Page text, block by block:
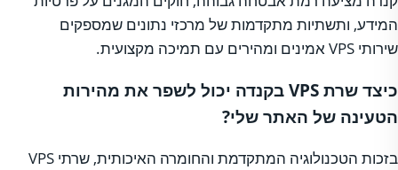
המידע, ותשתיות מתקדמות של מרכזי נתונים שמספקים
שירותי VPS אמינים ומהירים עם תמיכה מקצועית.
כיצד שרת VPS בקנדה יכול לשפר את מהירות
הטעינה של האתר שלי?
בזכות הטכנולוגיה המתקדמת והחומרה האיכותית, שרתי VPS